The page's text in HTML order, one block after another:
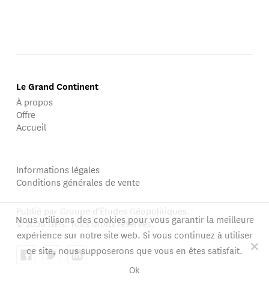
coopération de Shanghai de la Chine.
Il est également chercheur associé de la Fondation
chinoise d'études internationales de l'Université de
Pékin.
eurasiennes, à l'Organisation de coopération de
Shanghai, aux relations entre les grandes puissances, à
la sécurité énergétique internationale et à la diplomatie
chinoise.
Le Grand Continent
À propos
Offre
Accueil
Informations légales
Conditions générales de vente
Publié par Groupe d'Études Géopolitiques.
© 2026 GEG. Tous droits réservés.
Nous utilisons des cookies pour vous garantir la meilleure
expérience sur notre site web. Si vous continuez à utiliser
ce site, nous supposerons que vous en êtes satisfait.
Ok